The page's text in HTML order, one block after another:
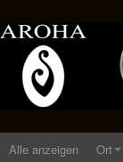
Alle anzeigen Ort